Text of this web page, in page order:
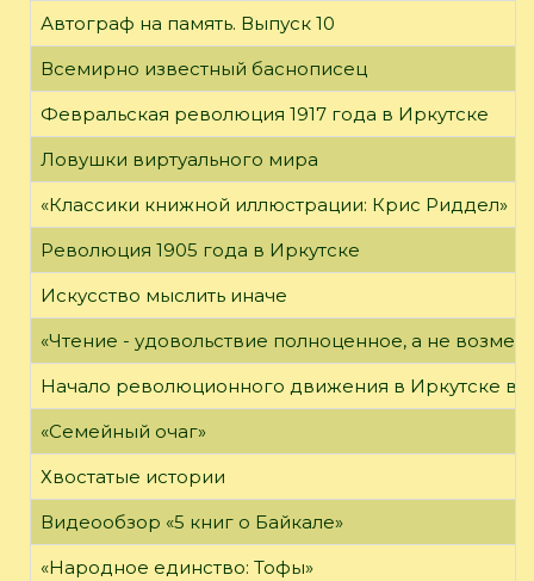
Автограф на память. Выпуск 10
Всемирно известный баснописец
Февральская революция 1917 года в Иркутске
Ловушки виртуального мира
«Классики книжной иллюстрации: Крис Риддел»
Революция 1905 года в Иркутске
Искусство мыслить иначе
«Чтение - удовольствие полноценное, а не
Начало революционного движения в Иркутске в
«Семейный очаг»
Хвостатые истории
Видеообзор «5 книг о Байкале»
«Народное единство: Тофы»